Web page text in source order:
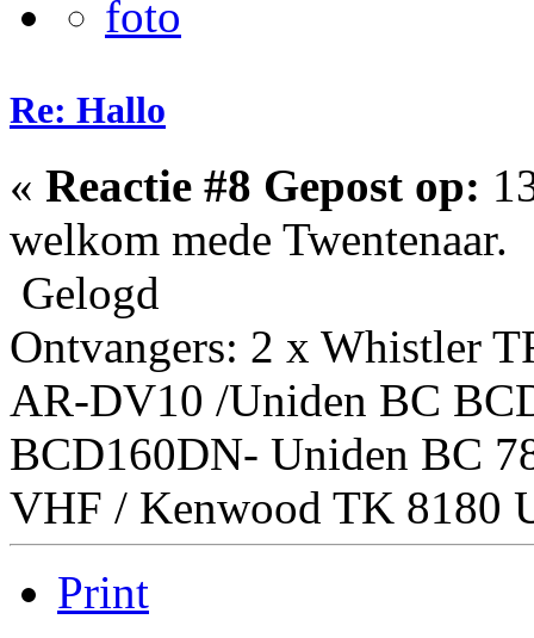
Re: Hallo
« Reactie #8 Gepost op:
welkom mede Twentenaar.
Gelogd
Ontvangers: 2 x Whistler
AR-DV10 /Uniden BC
BCD160DN- Uniden BC
VHF / Kenwood TK 8180
Print